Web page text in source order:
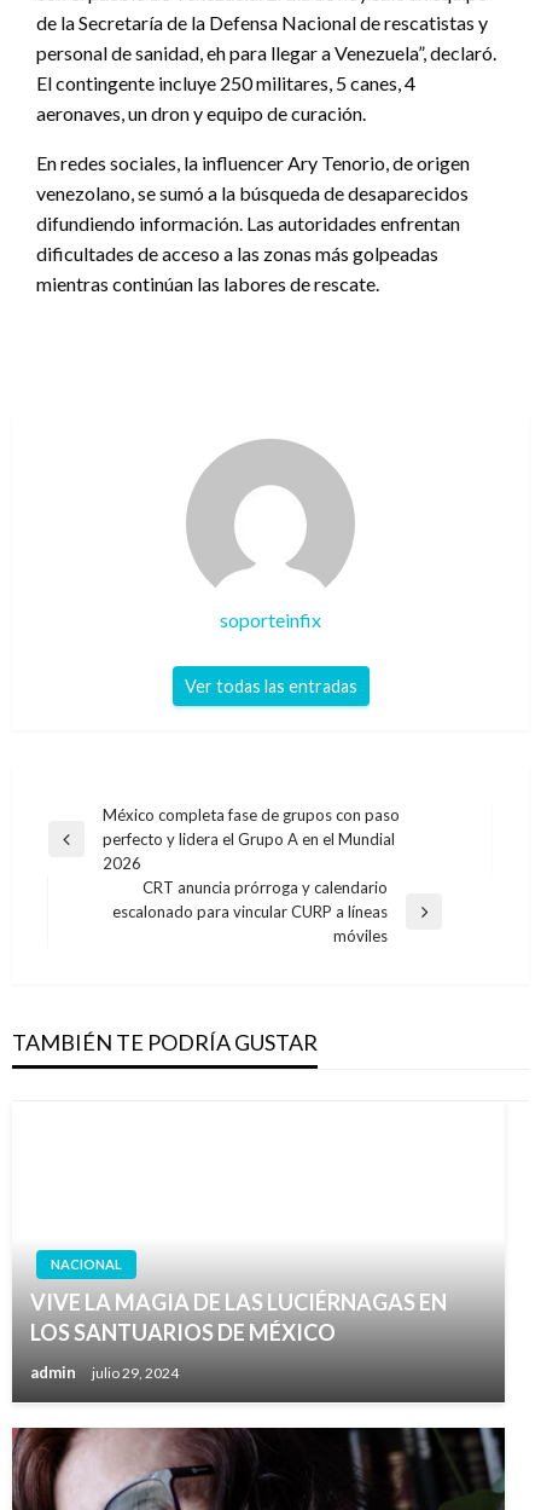
de la Secretaría de la Defensa Nacional de rescatistas y
personal de sanidad, eh para llegar a Venezuela”, declaró.
El contingente incluye 250 militares, 5 canes, 4
aeronaves, un dron y equipo de curación.
En redes sociales, la influencer Ary Tenorio, de origen
venezolano, se sumó a la búsqueda de desaparecidos
difundiendo información. Las autoridades enfrentan
dificultades de acceso a las zonas más golpeadas
mientras continúan las labores de rescate.
soporteinfix
Ver todas las entradas
Navegación
de
Entrada
México completa fase de grupos con paso
perfecto y lidera el Grupo A en el Mundial
2026
Entrada
CRT anuncia prórroga y calendario
escalonado para vincular CURP a líneas
móviles
TAMBIÉN TE PODRÍA GUSTAR
NACIONAL
VIVE LA MAGIA DE LAS LUCIÉRNAGAS EN
LOS SANTUARIOS DE MÉXICO
admin julio 29, 2024